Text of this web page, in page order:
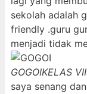
sekolah adalah
friendly .guru
menjadi tidak
GOGOIKELAS
saya senang